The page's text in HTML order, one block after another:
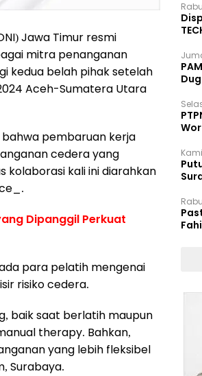
Jawa Timur resmi
mitra penanganan
kedua belah pihak setelah
Aceh-Sumatera Utara
bahwa pembaruan kerja
cedera yang
kolaborasi kali ini diarahkan
Dipanggil Perkuat
para pelatih mengenai
risiko cedera.
baik saat berlatih maupun
therapy. Bahkan,
yang lebih fleksibel
Surabaya.